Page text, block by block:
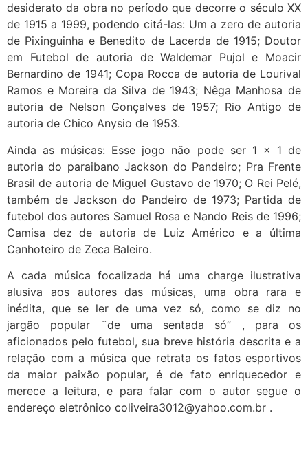
desiderato da obra no período que decorre o século XX
de 1915 a 1999, podendo citá-las: Um a zero de autoria
de Pixinguinha e Benedito de Lacerda de 1915; Doutor
em Futebol de autoria de Waldemar Pujol e Moacir
Bernardino de 1941; Copa Rocca de autoria de Lourival
Ramos e Moreira da Silva de 1943; Nêga Manhosa de
autoria de Nelson Gonçalves de 1957; Rio Antigo de
autoria de Chico Anysio de 1953.
Ainda as músicas: Esse jogo não pode ser 1 x 1 de
autoria do paraibano Jackson do Pandeiro; Pra Frente
Brasil de autoria de Miguel Gustavo de 1970; O Rei Pelé,
também de Jackson do Pandeiro de 1973; Partida de
futebol dos autores Samuel Rosa e Nando Reis de 1996;
Camisa dez de autoria de Luiz Américo e a última
Canhoteiro de Zeca Baleiro.
A cada música focalizada há uma charge ilustrativa
alusiva aos autores das músicas, uma obra rara e
inédita, que se ler de uma vez só, como se diz no
jargão popular ¨de uma sentada só” , para os
aficionados pelo futebol, sua breve história descrita e a
relação com a música que retrata os fatos esportivos
da maior paixão popular, é de fato enriquecedor e
merece a leitura, e para falar com o autor segue o
endereço eletrônico coliveira3012@yahoo.com.br .